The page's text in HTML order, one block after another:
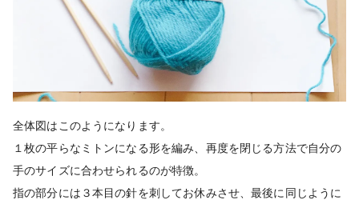
全体図はこのようになります。
１枚の平らなミトンになる形を編み、再度を閉じる方法で自分の
手のサイズに合わせられるのが特徴。
指の部分には３本目の針を刺してお休みさせ、最後に同じように